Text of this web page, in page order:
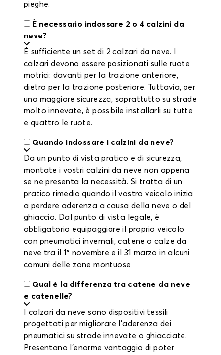
pieghe.
È necessario indossare 2 o 4 calzini da
neve?
È sufficiente un set di 2 calzari da neve. I
calzari devono essere posizionati sulle ruote
motrici: davanti per la trazione anteriore,
dietro per la trazione posteriore. Tuttavia, per
una maggiore sicurezza, soprattutto su strade
molto innevate, è possibile installarli su tutte
e quattro le ruote.
Quando indossare i calzini da neve?
Da un punto di vista pratico e di sicurezza,
montate i vostri calzini da neve non appena
se ne presenta la necessità. Si tratta di un
pratico rimedio quando il vostro veicolo inizia
a perdere aderenza a causa della neve o del
ghiaccio. Dal punto di vista legale, è
obbligatorio equipaggiare il proprio veicolo
con pneumatici invernali, catene o calze da
neve tra il 1° novembre e il 31 marzo in alcuni
comuni delle zone montuose
Qual è la differenza tra catene da neve
e catenelle?
I calzari da neve sono dispositivi tessili
progettati per migliorare l'aderenza dei
pneumatici su strade innevate o ghiacciate.
Presentano l'enorme vantaggio di poter